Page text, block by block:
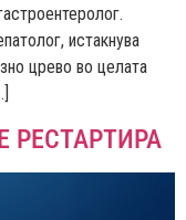
истакнува
црево во целата
РЕСТАРТИРА